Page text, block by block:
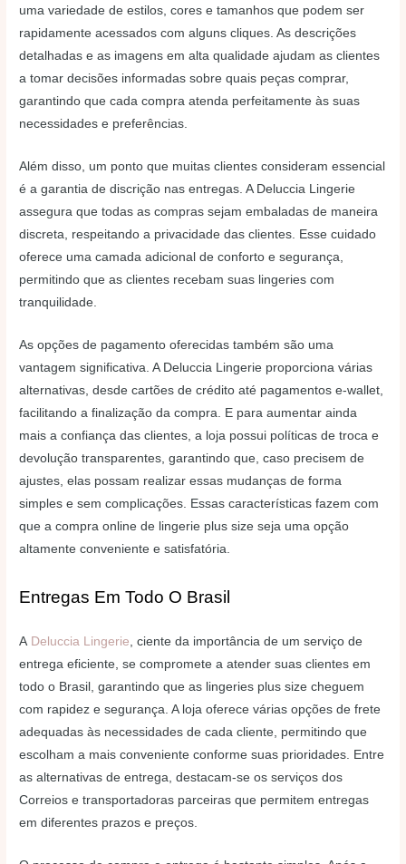
uma variedade de estilos, cores e tamanhos que podem ser
rapidamente acessados com alguns cliques. As descrições
detalhadas e as imagens em alta qualidade ajudam as clientes
a tomar decisões informadas sobre quais peças comprar,
garantindo que cada compra atenda perfeitamente às suas
necessidades e preferências.
Além disso, um ponto que muitas clientes consideram essencial
é a garantia de discrição nas entregas. A Deluccia Lingerie
assegura que todas as compras sejam embaladas de maneira
discreta, respeitando a privacidade das clientes. Esse cuidado
oferece uma camada adicional de conforto e segurança,
permitindo que as clientes recebam suas lingeries com
tranquilidade.
As opções de pagamento oferecidas também são uma
vantagem significativa. A Deluccia Lingerie proporciona várias
alternativas, desde cartões de crédito até pagamentos e-wallet,
facilitando a finalização da compra. E para aumentar ainda
mais a confiança das clientes, a loja possui políticas de troca e
devolução transparentes, garantindo que, caso precisem de
ajustes, elas possam realizar essas mudanças de forma
simples e sem complicações. Essas características fazem com
que a compra online de lingerie plus size seja uma opção
altamente conveniente e satisfatória.
Entregas Em Todo O Brasil
A Deluccia Lingerie , ciente da importância de um serviço de
entrega eficiente, se compromete a atender suas clientes em
todo o Brasil, garantindo que as lingeries plus size cheguem
com rapidez e segurança. A loja oferece várias opções de frete
adequadas às necessidades de cada cliente, permitindo que
escolham a mais conveniente conforme suas prioridades. Entre
as alternativas de entrega, destacam-se os serviços dos
Correios e transportadoras parceiras que permitem entregas
em diferentes prazos e preços.